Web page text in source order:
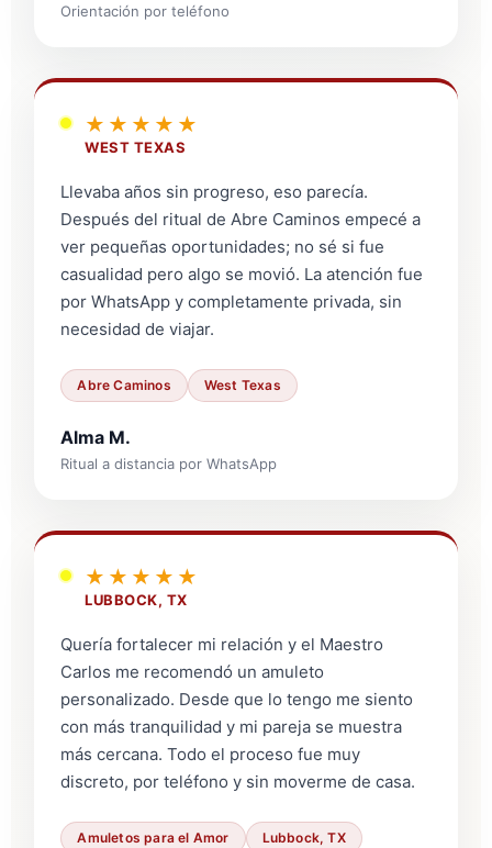
Orientación por teléfono
★★★★★
WEST TEXAS
Llevaba años sin progreso, eso parecía.
Después del ritual de Abre Caminos empecé a
ver pequeñas oportunidades; no sé si fue
casualidad pero algo se movió. La atención fue
por WhatsApp y completamente privada, sin
necesidad de viajar.
Abre Caminos West Texas
Alma M.
Ritual a distancia por WhatsApp
★★★★★
LUBBOCK, TX
Quería fortalecer mi relación y el Maestro
Carlos me recomendó un amuleto
personalizado. Desde que lo tengo me siento
con más tranquilidad y mi pareja se muestra
más cercana. Todo el proceso fue muy
discreto, por teléfono y sin moverme de casa.
Amuletos para el Amor Lubbock, TX